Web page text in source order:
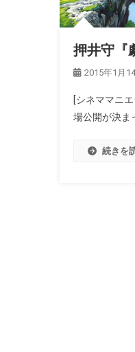
押井守『
2015年1月
[シネママニ
場公開が決ま
続きを